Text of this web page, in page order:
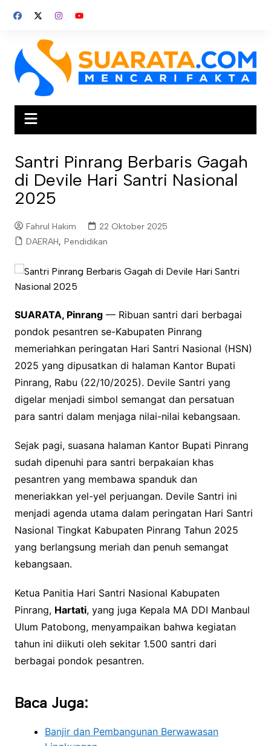
Santri Pinrang Berbaris Gagah
di Devile Hari Santri Nasional
2025
Fahrul Hakim
22 Oktober 2025
DAERAH, Pendidikan
SUARATA, Pinrang— Ribuan santri dari berbagai
pondok pesantren se-Kabupaten Pinrang
memeriahkan peringatan Hari Santri Nasional (HSN)
2025 yang dipusatkan di halaman Kantor Bupati
Pinrang, Rabu (22/10/2025). Devile Santri yang
digelar menjadi simbol semangat dan persatuan
para santri dalam menjaga nilai-nilai kebangsaan.
Sejak pagi, suasana halaman Kantor Bupati Pinrang
sudah dipenuhi para santri berpakaian khas
pesantren yang membawa spanduk dan
meneriakkan yel-yel perjuangan. Devile Santri ini
menjadi agenda utama dalam peringatan Hari Santri
Nasional Tingkat Kabupaten Pinrang Tahun 2025
yang berlangsung meriah dan penuh semangat
kebangsaan.
Ketua Panitia Hari Santri Nasional Kabupaten
Pinrang, Hartati, yang juga Kepala MA DDI Manbaul
Ulum Patobong, menyampaikan bahwa kegiatan
tahun ini diikuti oleh sekitar 1.500 santri dari
berbagai pondok pesantren.
Baca Juga:
Banjir dan Pembangunan Berwawasan